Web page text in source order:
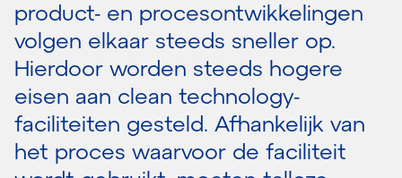
product- en procesontwikkelingen
volgen elkaar steeds sneller op.
Hierdoor worden steeds hogere
eisen aan clean technology-
faciliteiten gesteld. Afhankelijk van
het proces waarvoor de faciliteit